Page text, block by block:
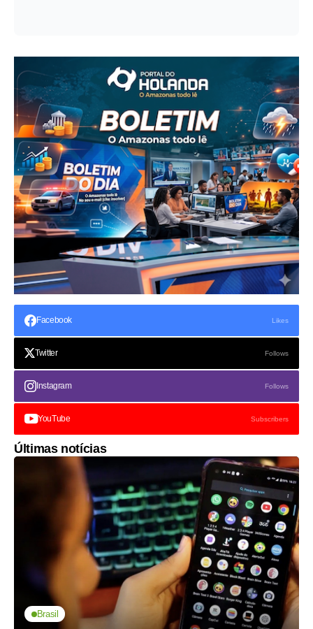
Facebook Likes
Twitter Follows
Instagram Follows
YouTube Subscribers
Últimas notícias
Brasil